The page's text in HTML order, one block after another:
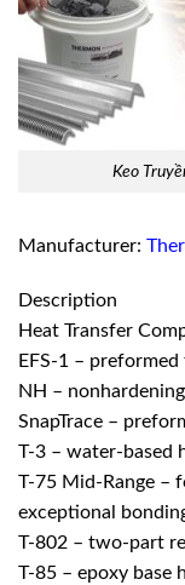
Keo
Manufacturer:
Description
Heat Transfer
EFS-1 –
NH –
SnapTrace –
T-3 – water-based
T-75 Mid-Range –
exceptional
T-802 – two-part
T-85 – epoxy base